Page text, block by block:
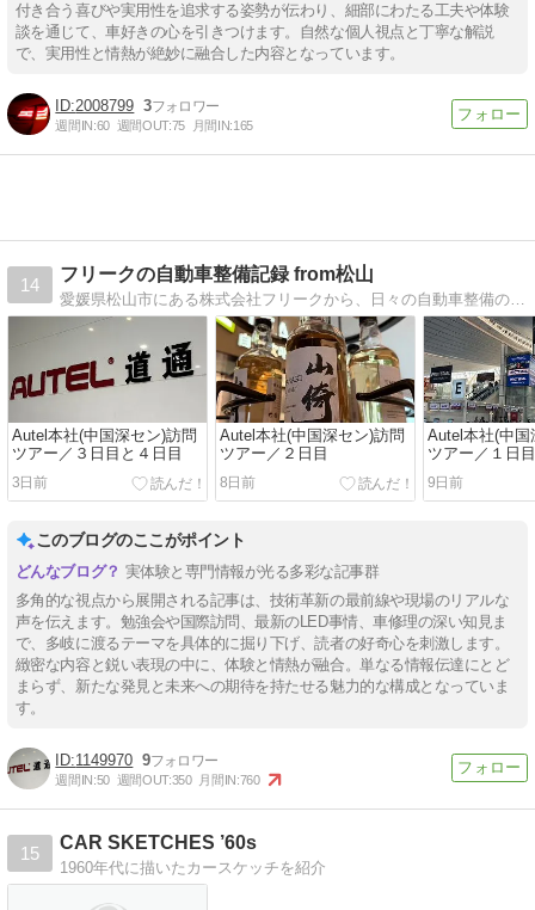
付き合う喜びや実用性を追求する姿勢が伝わり、細部にわたる工夫や体験
談を通じて、車好きの心を引きつけます。自然な個人視点と丁寧な解説
で、実用性と情熱が絶妙に融合した内容となっています。
2008799 3
週間IN:60 週間OUT:75 月間IN:165
14
フリークの自動車整備記録 from松山
愛媛県松山市にある株式会社フリークから、日々の自動車整備の様子を掲載。外車も多く、今では少なくなったエンジンの分解なども時折行っています。
Autel本社(中国深セン)訪問
ツアー／３日目と４日目
3日前
Autel本社(中国深セン)訪問
ツアー／２日目
8日前
Autel本社(中国
ツアー／１日目
9日前
このブログのここがポイント
実体験と専門情報が光る多彩な記事群
多角的な視点から展開される記事は、技術革新の最前線や現場のリアルな
声を伝えます。勉強会や国際訪問、最新のLED事情、車修理の深い知見ま
で、多岐に渡るテーマを具体的に掘り下げ、読者の好奇心を刺激します。
緻密な内容と鋭い表現の中に、体験と情熱が融合。単なる情報伝達にとど
まらず、新たな発見と未来への期待を持たせる魅力的な構成となっていま
す。
1149970 9
週間IN:50 週間OUT:350 月間IN:760
15
CAR SKETCHES ’60s
1960年代に描いたカースケッチを紹介